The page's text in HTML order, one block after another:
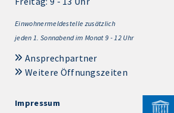
Einwohnermeldestelle zusätzlich
jeden 1. Sonnabend im Monat 9 - 12 Uhr
Ansprechpartner
Weitere Öffnungszeiten
Impressum